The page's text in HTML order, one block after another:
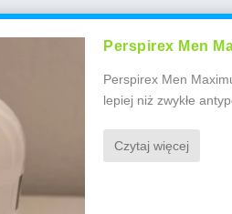
Perspirex Men
Perspirex Men
lepiej niż zwykłe
Czytaj więcej